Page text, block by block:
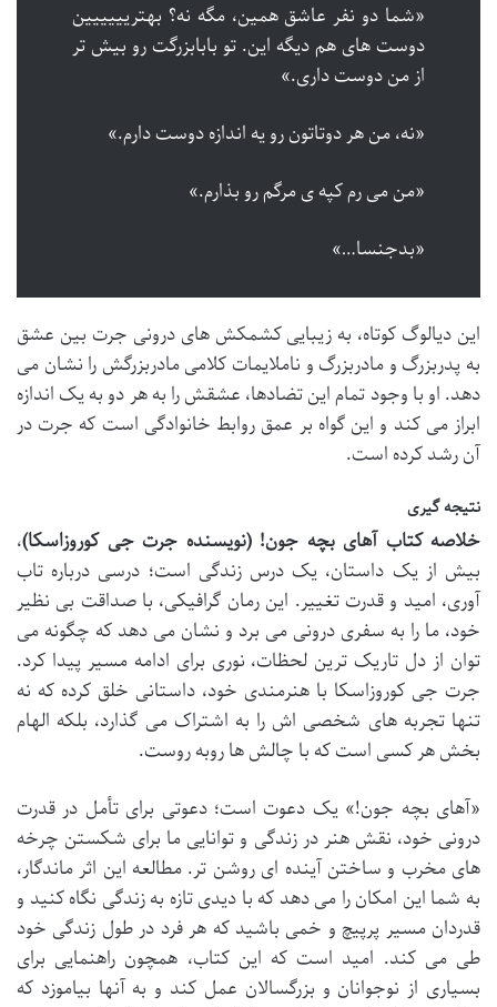
«شما دو نفر عاشق همین، مگه نه؟ بهتریییییین
دوست های هم دیگه این. تو بابابزرگت رو بیش تر
از من دوست داری.»
«نه، من هر دوتاتون رو یه اندازه دوست دارم.»
«من می رم کپه ی مرگم رو بذارم.»
«بدجنسا…»
این دیالوگ کوتاه، به زیبایی کشمکش های درونی جرت بین عشق
به پدربزرگ و مادربزرگ و ناملایمات کلامی مادربزرگش را نشان می
دهد. او با وجود تمام این تضادها، عشقش را به هر دو به یک اندازه
ابراز می کند و این گواه بر عمق روابط خانوادگی است که جرت در
آن رشد کرده است.
نتیجه گیری
خلاصه کتاب آهای بچه جون! (نویسنده جرت جی کوروزاسکا)،
بیش از یک داستان، یک درس زندگی است؛ درسی درباره تاب
آوری، امید و قدرت تغییر. این رمان گرافیکی، با صداقت بی نظیر
خود، ما را به سفری درونی می برد و نشان می دهد که چگونه می
توان از دل تاریک ترین لحظات، نوری برای ادامه مسیر پیدا کرد.
جرت جی کوروزاسکا با هنرمندی خود، داستانی خلق کرده که نه
تنها تجربه های شخصی اش را به اشتراک می گذارد، بلکه الهام
بخش هر کسی است که با چالش ها روبه روست.
«آهای بچه جون!» یک دعوت است؛ دعوتی برای تأمل در قدرت
درونی خود، نقش هنر در زندگی و توانایی ما برای شکستن چرخه
های مخرب و ساختن آینده ای روشن تر. مطالعه این اثر ماندگار،
به شما این امکان را می دهد که با دیدی تازه به زندگی نگاه کنید و
قدردان مسیر پرپیچ و خمی باشید که هر فرد در طول زندگی خود
طی می کند. امید است که این کتاب، همچون راهنمایی برای
بسیاری از نوجوانان و بزرگسالان عمل کند و به آنها بیاموزد که